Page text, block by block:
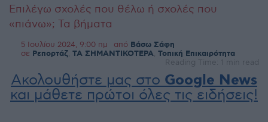
Επιλέγω σχολές που θέλω ή σχολές που
«πιάνω»; Τα βήματα
5 Ιουλίου 2024, 9:00 πμ από Βάσω Σάφη
σε Ρεπορτάζ ΤΑ ΣΗΜΑΝΤΙΚΟΤΕΡΑ Τοπική Επικαιρότητα
Reading Time: 1 min read
Ακολουθήστε μας στο Google News
και μάθετε πρώτοι όλες τις ειδήσεις!